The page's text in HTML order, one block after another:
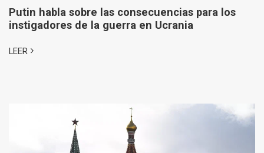
Putin habla sobre las consecuencias para los
instigadores de la guerra en Ucrania
LEER